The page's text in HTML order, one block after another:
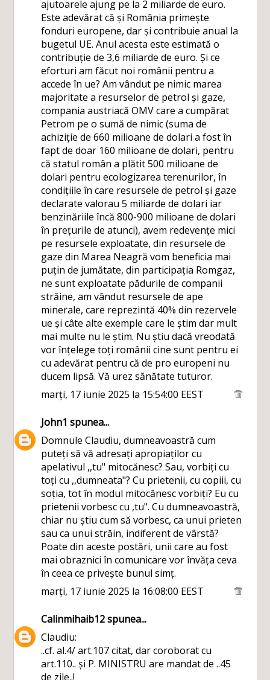
ajutoarele ajung pe la 2 miliarde de euro.
Este adevărat că și România primește
fonduri europene, dar și contribuie anual la
bugetul UE. Anul acesta este estimată o
contribuție de 3,6 miliarde de euro. Și ce
eforturi am făcut noi românii pentru a
accede în ue? Am vândut pe nimic marea
majoritate a resurselor de petrol și gaze,
compania austriacă OMV care a cumpărat
Petrom pe o sumă de nimic (suma de
achiziție de 660 milioane de dolari a fost în
fapt de doar 160 milioane de dolari, pentru
că statul român a plătit 500 milioane de
dolari pentru ecologizarea terenurilor, în
condițiile în care resursele de petrol și gaze
declarate valorau 5 miliarde de dolari iar
benzinăriile încă 800-900 milioane de dolari
în prețurile de atunci), avem redevențe mici
pe resursele exploatate, din resursele de
gaze din Marea Neagră vom beneficia mai
puțin de jumătate, din participația Romgaz,
ne sunt exploatate pădurile de companii
străine, am vândut resursele de ape
minerale, care reprezintă 40% din rezervele
ue și câte alte exemple care le știm dar mult
mai multe nu le știm. Nu știu dacă vreodată
vor înțelege toți românii cine sunt pentru ei
cu adevărat pentru că de pro europeni nu
ducem lipsă. Vă urez sănătate tuturor.
marți, 17 iunie 2025 la 15:54:00 EEST
John1 spunea...
Domnule Claudiu, dumneavoastră cum
puteți să vă adresați apropiaților cu
apelativul ,,tu" mitocănesc? Sau, vorbiți cu
toți cu ,,dumneata"? Cu prietenii, cu copiii, cu
soția, tot în modul mitocănesc vorbiți? Eu cu
prietenii vorbesc cu ,tu". Cu dumneavoastră,
chiar nu știu cum să vorbesc, ca unui prieten
sau ca unui străin, indiferent de vârstă?
Poate din aceste postări, unii care au fost
mai obraznici în comunicare vor învăța ceva
în ceea ce privește bunul simț.
marți, 17 iunie 2025 la 16:08:00 EEST
Calinmihaib12spunea...
Claudiu:
..cf. al.4/ art.107 citat, dar coroborat cu
art.110.. și P. MINISTRU are mandat de ..45
de zile..!